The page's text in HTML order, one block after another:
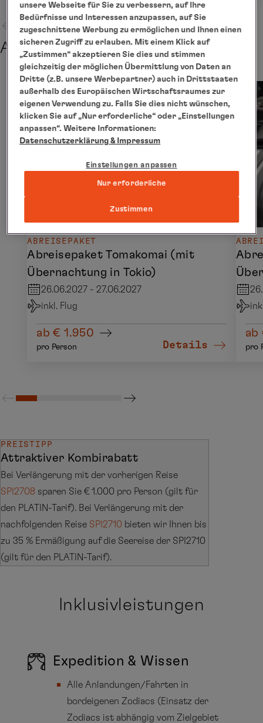
Abreise
ABREISEPAKET
Abreisepaket Tomakomai (mit
Übernachtung in Tokio)
26.06.2027 - 27.06.2027
inkl. Flug
ab € 1.950
pro Person Details
ab
pro
PREISTIPP
Attraktiver Kombirabatt
Bei Verlängerung mit der vorherigen Reise
SPI2708 sparen Sie € 1.000 pro Person (gilt für
den PLATIN-Tarif). Bei Verlängerung mit der
nachfolgenden Reise SPI2710 bieten wir Ihnen bis
zu 35 % Ermäßigung auf die Seereise der SPI2710
(gilt für den PLATIN-Tarif).
Inklusivleistungen
Expedition & Wissen
Alle Anlandungen/Fahrten in
bordeigenen Zodiacs (Einsatz der
Zodiacs ist abhängig vom Zielgebiet
unsere Webseite für Sie zu verbessern, auf Ihre
Bedürfnisse und Interessen anzupassen, auf Sie
zugeschnittene Werbung zu ermöglichen und Ihnen einen
sicheren Zugriff zu erlauben. Mit einem Klick auf
„Zustimmen“ akzeptieren Sie dies und stimmen
gleichzeitig der möglichen Übermittlung von Daten an
Dritte (z.B. unsere Werbepartner) auch in Drittstaaten
außerhalb des Europäischen Wirtschaftsraumes zur
eigenen Verwendung zu. Falls Sie dies nicht wünschen,
klicken Sie auf „Nur erforderliche“ oder „Einstellungen
anpassen“. Weitere Informationen:
Datenschutzerklärung & Impressum
Einstellungen anpassen
Nur erforderliche
Zustimmen